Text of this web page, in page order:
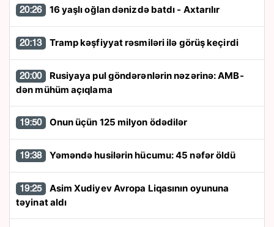
20:26 16 yaşlı oğlan dənizdə batdı - Axtarılır
20:13 Tramp kəşfiyyat rəsmiləri ilə görüş keçirdi
20:00
dən mühüm açıqlama
19:50 Onun üçün 125 milyon ödədilər
19:38 Yəməndə husilərin hücumu: 45 nəfər öldü
19:25
təyinat aldı